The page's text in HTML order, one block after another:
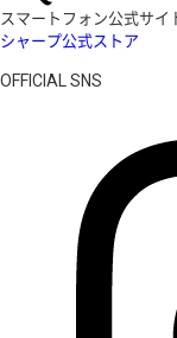
スマートフォン公式サイ
シャープ公式ストア
OFFICIAL SNS